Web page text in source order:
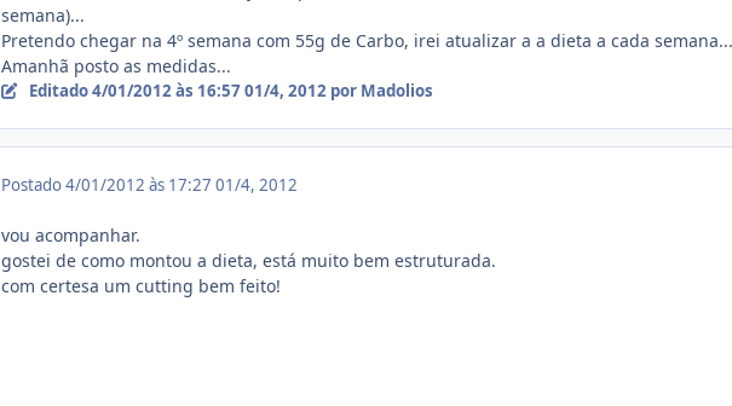
semana)...
Pretendo chegar na 4º semana com 55g de Carbo, irei atualizar a a dieta a cada semana...
Amanhã posto as medidas...
Editado4/01/2012 às 16:5701/4, 2012 por Madolios
Postado4/01/2012 às 17:27 01/4, 2012
vou acompanhar.
gostei de como montou a dieta, está muito bem estruturada.
com certesa um cutting bem feito!